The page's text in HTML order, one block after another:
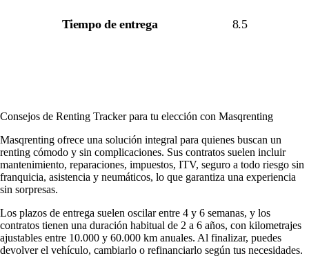
Tiempo de entrega 8.5
Consejos de Renting Tracker para tu elección con Masqrenting
Masqrenting ofrece una solución integral para quienes buscan un
renting cómodo y sin complicaciones. Sus contratos suelen incluir
mantenimiento, reparaciones, impuestos, ITV, seguro a todo riesgo sin
franquicia, asistencia y neumáticos, lo que garantiza una experiencia
sin sorpresas.
Los plazos de entrega suelen oscilar entre 4 y 6 semanas, y los
contratos tienen una duración habitual de 2 a 6 años, con kilometrajes
ajustables entre 10.000 y 60.000 km anuales. Al finalizar, puedes
devolver el vehículo, cambiarlo o refinanciarlo según tus necesidades.